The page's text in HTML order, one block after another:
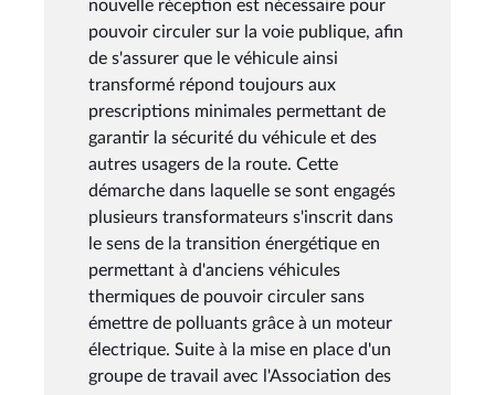
nouvelle réception est nécessaire pour
pouvoir circuler sur la voie publique, afin
de s'assurer que le véhicule ainsi
transformé répond toujours aux
prescriptions minimales permettant de
garantir la sécurité du véhicule et des
autres usagers de la route. Cette
démarche dans laquelle se sont engagés
plusieurs transformateurs s'inscrit dans
le sens de la transition énergétique en
permettant à d'anciens véhicules
thermiques de pouvoir circuler sans
émettre de polluants grâce à un moteur
électrique. Suite à la mise en place d'un
groupe de travail avec l'Association des